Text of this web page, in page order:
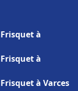
à
à
à Varces